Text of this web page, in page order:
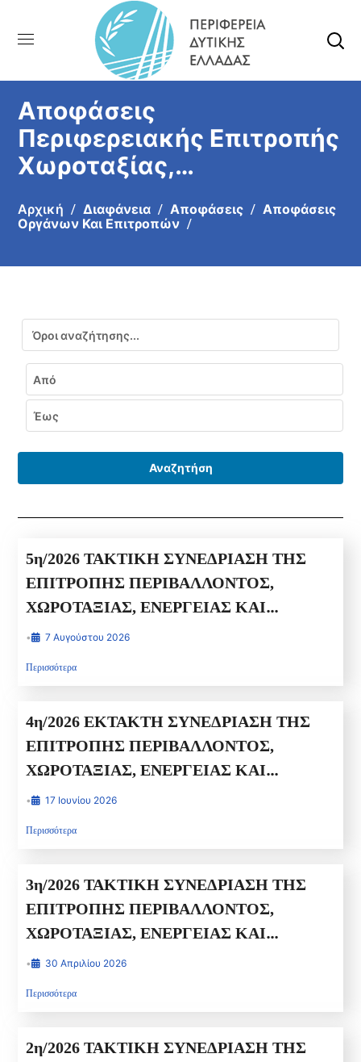
Αποφάσεις
Περιφερειακής Επιτροπής
Χωροταξίας,
και Φυσικών Πόρων
Αρχική Διαφάνεια Αποφάσεις
Αποφάσεις
Οργάνων Και Επιτροπών
Αναζήτηση
Εύρος ημερομηνιών
Από
Έως
Αναζητήση
5η/2026 ΤΑΚΤΙΚΗ ΣΥΝΕΔΡΙΑΣΗ ΤΗΣ
ΕΠΙΤΡΟΠΗΣ ΠΕΡΙΒΑΛΛΟΝΤΟΣ,
ΧΩΡΟΤΑΞΙΑΣ, ΕΝΕΡΓΕΙΑΣ ΚΑΙ
ΦΥΣΙΚΩΝ ΠΟΡΩΝ ΠΕΡΙΦΕΡΕΙΑΚΟΥ
• 7 Αυγούστου 2026
Περισσότερα
4η/2026 ΕΚΤΑΚΤΗ ΣΥΝΕΔΡΙΑΣΗ ΤΗΣ
ΕΠΙΤΡΟΠΗΣ ΠΕΡΙΒΑΛΛΟΝΤΟΣ,
ΧΩΡΟΤΑΞΙΑΣ, ΕΝΕΡΓΕΙΑΣ ΚΑΙ
ΦΥΣΙΚΩΝ ΠΟΡΩΝ ΠΕΡΙΦΕΡΕΙΑΚΟΥ
• 17 Ιουνίου 2026
Περισσότερα
3η/2026 ΤΑΚΤΙΚΗ ΣΥΝΕΔΡΙΑΣΗ ΤΗΣ
ΕΠΙΤΡΟΠΗΣ ΠΕΡΙΒΑΛΛΟΝΤΟΣ,
ΧΩΡΟΤΑΞΙΑΣ, ΕΝΕΡΓΕΙΑΣ ΚΑΙ
ΦΥΣΙΚΩΝ ΠΟΡΩΝ ΠΕΡΙΦΕΡΕΙΑΚΟΥ
• 30 Απριλίου 2026
Περισσότερα
2η/2026 ΤΑΚΤΙΚΗ ΣΥΝΕΔΡΙΑΣΗ ΤΗΣ